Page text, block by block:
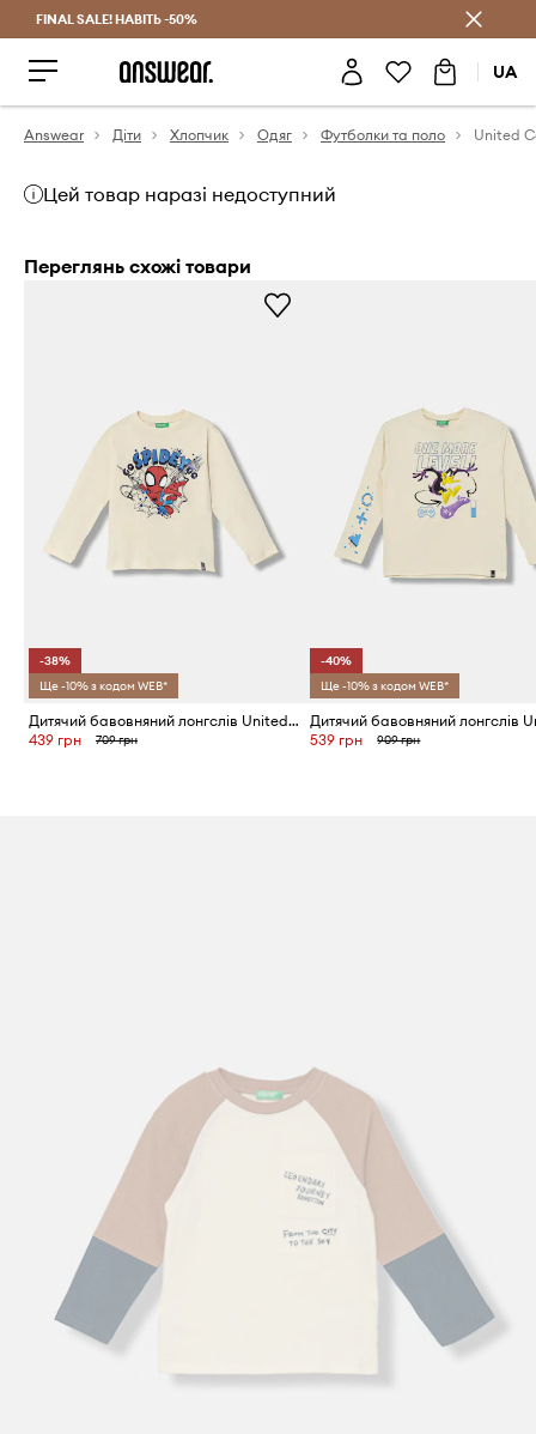
Заощаджуй з Answear Club
FINAL SALE! НАВІТЬ -50%
UA
Answear Діти Хлопчик Одяг Футболки та поло
Цей товар наразі недоступний
Переглянь схожі товари
-38%
Ще -10% з кодом WEB*
Дитячий бавовняний лонгслів United Colors of Benetton
439 грн
709 грн
-40%
Ще -10% з кодом WEB*
539 грн 909 грн